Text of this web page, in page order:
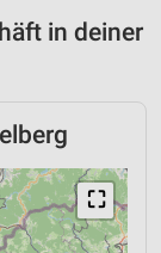
in deiner
⛶